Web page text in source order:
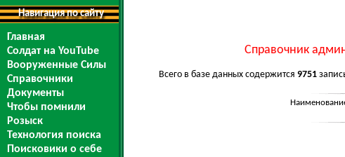
Навигация по сайту
Главная
Солдат на YouTube
Вооруженные Силы
Справочники
Документы
Чтобы помнили
Розыск
Технология поиска
Поисковики о себе
Справочник
Всего в базе данных содержится 9751